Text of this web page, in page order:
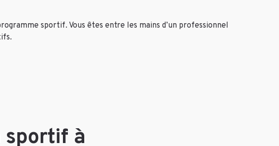
sportif. Vous êtes entre les mains d’un professionnel
sportif à